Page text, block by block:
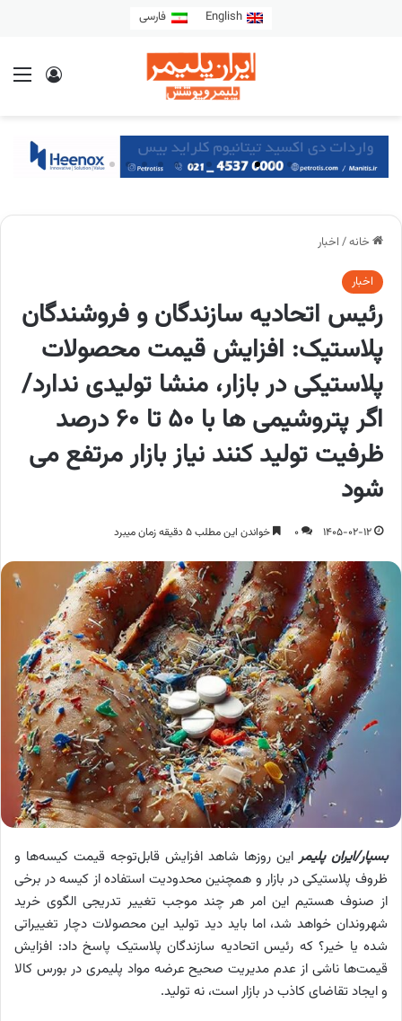
English فارسی
خانه/ اخبار
اخبار
رئیس اتحادیه سازندگان و فروشندگان
پلاستیک: افزایش قیمت‌ محصولات
پلاستیکی در بازار، منشا تولیدی ندارد/
اگر پتروشیمی ها با 50 تا 60 درصد
ظرفیت تولید کنند نیاز بازار مرتفع می
شود
1405-02-12
0 خواندن این مطلب 5 دقیقه زمان میبرد
بسپار/ایران پلیمر این روزها شاهد افزایش قابل‌توجه قیمت کیسه‌ها و
ظروف پلاستیکی در بازار و همچنین محدودیت استفاده از کیسه در برخی
از صنوف هستیم این امر هر چند موجب تغییر تدریجی الگوی خرید
شهروندان خواهد شد، اما باید دید تولید این محصولات دچار تغییراتی
شده یا خیر؟ که رئیس اتحادیه سازندگان پلاستیک پاسخ داد: افزایش
قیمت‌ها ناشی از عدم مدیریت صحیح عرضه مواد پلیمری در بورس کالا
و ایجاد تقاضای کاذب در بازار است، نه تولید.